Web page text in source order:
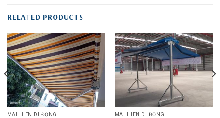
RELATED PRODUCTS
MÁI HIÊN DI ĐỘNG MÁI HIÊN DI ĐỘNG